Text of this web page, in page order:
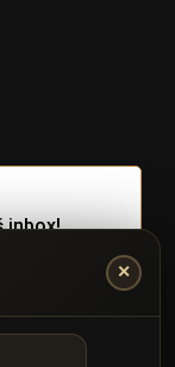
✕